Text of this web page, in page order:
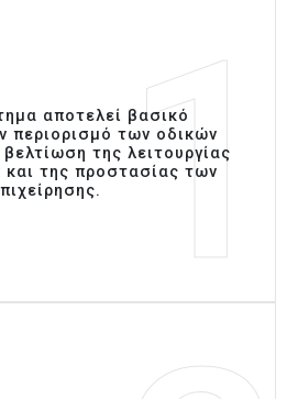
αποτελεί βασικό
περιορισμό των οδικών
της λειτουργίας
της προστασίας των
1